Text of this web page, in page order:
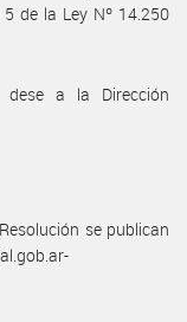
de la Ley Nº 14.250
dese a la Dirección
se publican